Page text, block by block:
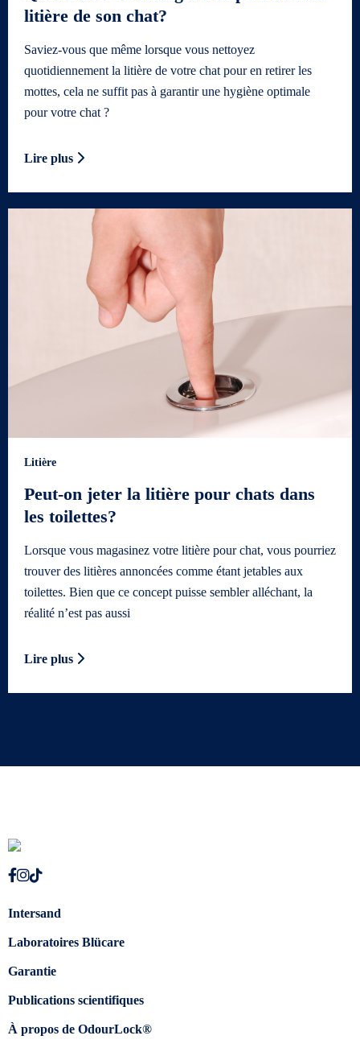
litière de son chat?
Saviez-vous que même lorsque vous nettoyez
quotidiennement la litière de votre chat pour en retirer les
mottes, cela ne suffit pas à garantir une hygiène optimale
pour votre chat ?
Lire plus
Litière
Peut-on jeter la litière pour chats dans
les toilettes?
Lorsque vous magasinez votre litière pour chat, vous pourriez
trouver des litières annoncées comme étant jetables aux
toilettes. Bien que ce concept puisse sembler alléchant, la
réalité n’est pas aussi
Lire plus
Intersand
Laboratoires Blücare
Garantie
Publications scientifiques
À propos de OdourLock®